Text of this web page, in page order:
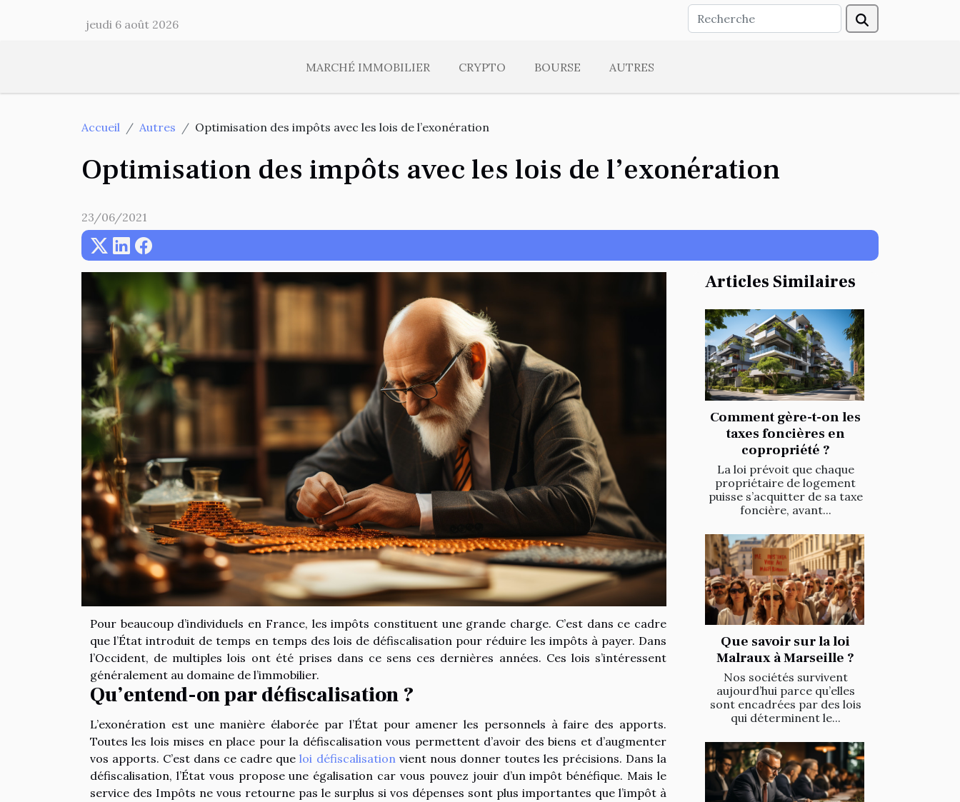
jeudi 6 août 2026
MARCHÉ IMMOBILIER CRYPTO BOURSE AUTRES
Accueil Autres Optimisation des impôts avec les lois de l’exonération
Optimisation des impôts avec les lois de l’exonération
23/06/2021
Pour beaucoup d’individuels en France, les impôts constituent une grande charge. C’est dans ce cadre
que l’État introduit de temps en temps des lois de défiscalisation pour réduire les impôts à payer. Dans
l’Occident, de multiples lois ont été prises dans ce sens ces dernières années. Ces lois s’intéressent
généralement au domaine de l’immobilier.
Qu’entend-on par défiscalisation ?
L’exonération est une manière élaborée par l’État pour amener les personnels à faire des apports.
Toutes les lois mises en place pour la défiscalisation vous permettent d’avoir des biens et d’augmenter
vos apports. C’est dans ce cadre queloi défiscalisationvient nous donner toutes les précisions. Dans la
défiscalisation, l’État vous propose une égalisation car vous pouvez jouir d’un impôt bénéfique. Mais le
service des Impôts ne vous retourne pas le surplus si vos dépenses sont plus importantes que l’impôt à
Articles Similaires
Comment gère-t-on les
taxes foncières en
copropriété ?
La loi prévoit que chaque
propriétaire de logement
puisse s’acquitter de sa taxe
foncière, avant...
Que savoir sur la loi
Malraux à Marseille ?
Nos sociétés survivent
aujourd’hui parce qu’elles
sont encadrées par des lois
qui déterminent le...